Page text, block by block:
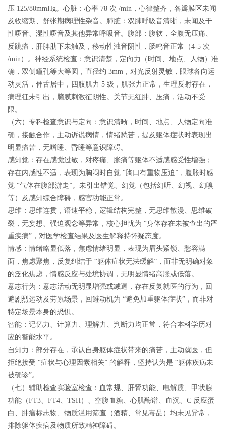
压 125/80mmHg。心脏：心率 78 次 /min，心律整齐，各瓣膜区未闻
及收缩期、舒张期病理性杂音。肺脏：双肺呼吸音清晰，未闻及干
性啰音、湿性啰音及其他异常呼吸音。腹部：腹软，全腹无压痛、
反跳痛，肝脾肋下未触及，移动性浊音阴性，肠鸣音正常（4-5 次
/min）。神经系统检查：意识清楚，定向力（时间、地点、人物）准
确，双侧瞳孔等大等圆，直径约 3mm，对光反射灵敏，眼球各向运
动灵活，伸舌居中，四肢肌力 5 级，肌张力正常，生理反射存在，
病理征未引出，脑膜刺激征阴性。关节无红肿、压痛，活动不受
限。
（六）专科检查意识与定向：意识清晰，时间、地点、人物定向准
确，接触合作，主动诉说病情，情绪愁苦，提及躯体症状时表现出
明显痛苦，无嗜睡、昏睡等意识障碍。
感知觉：存在感觉过敏，对疼痛、胀痛等躯体不适感感受性增强；
存在内感性不适，表现为胸闷时自觉 “胸口有重物压迫”，腹胀时感
觉 “气体在腹部游走”。未引出错觉、幻觉（包括幻听、幻视、幻嗅
等）及感知综合障碍，感官功能正常。
思维：思维连贯，语速平稳，逻辑结构完整，无思维散漫、思维破
裂，无妄想、强迫观念等异常，核心担忧为 “身体存在未被查出的严
重疾病”，对医学检查结果及医生解释持怀疑态度。
情感：情绪略显低落，焦虑情绪明显，表现为眉头紧锁、愁容满
面，焦虑聚焦，反复纠结于 “躯体症状无法缓解”，而非无明确对象
的泛化焦虑，情感反应与处境协调，无明显情绪高涨或低落。
意志行为：意志活动无明显增强或减退，存在反复就医的行为，回
避剧烈运动及劳累场景，回避动机为 “避免加重躯体症状”，而非对
特定场景本身的恐惧。
智能：记忆力、计算力、理解力、判断力均正常，符合本科学历对
应的智能水平。
自知力：部分存在，承认自身躯体症状带来的痛苦，主动就医，但
拒绝接受 “症状与心理因素相关” 的解释，坚持认为是 “躯体疾病未
被确诊”。
（七）辅助检查实验室检查：血常规、肝肾功能、电解质、甲状腺
功能（FT3、FT4、TSH）、空腹血糖、心肌酶谱、血沉、C 反应蛋
白、肿瘤标志物、物质滥用筛查（酒精、常见毒品）均未见异常，
排除躯体疾病及物质所致精神障碍。